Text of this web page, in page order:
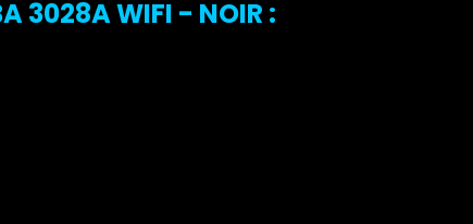
3028A WIFI - NOIR :